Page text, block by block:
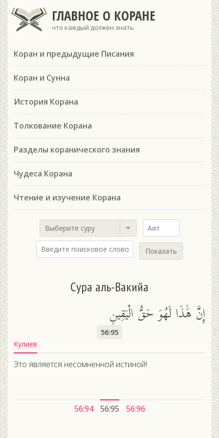
ГЛАВНОЕ О КОРАНЕ
что каждый должен знать
Коран и предыдущие Писания
Коран и Сунна
История Корана
Толкование Корана
Разделы коранического знания
Чудеса Корана
Чтение и изучение Корана
Выберите суру
Показать
Сура аль-Вакийа
إِنَّ هَٰذَا لَهُوَ حَقُّ الْيَقِينِ
56:95
Кулиев
Это является несомненной истиной!
56:94 56:95 56:96